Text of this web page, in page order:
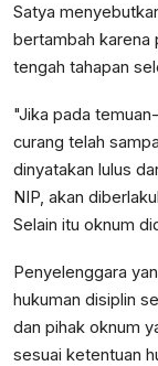
Satya
bertambah karena
tengah tahapan
"Jika pada
curang telah
dinyatakan lulus
NIP, akan
Selain itu oknum
Penyelenggara
hukuman disiplin
dan pihak oknum
sesuai ketentuan